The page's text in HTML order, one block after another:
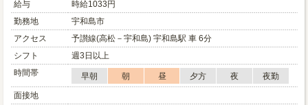
給与
時給1033円
勤務地
宇和島市
アクセス
予讃線(高松－宇和島) 宇和島駅 車 6分
シフト
週3日以上
時間帯
早朝 朝 昼 夕方 夜
夜勤
面接地